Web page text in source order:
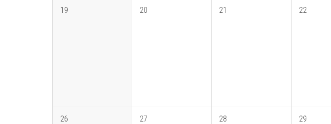
19 20 21 22
26 27 28 29